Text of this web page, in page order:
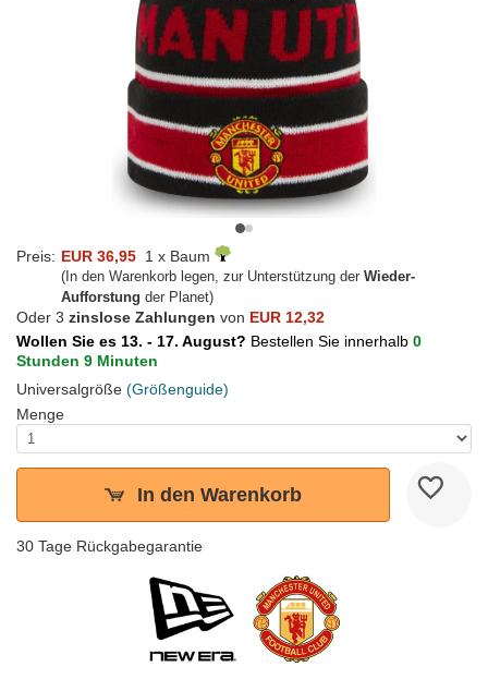
Preis: EUR 36,95 1 x Baum
(In den Warenkorb legen, zur Unterstützung der Wieder-
Aufforstung der Planet)
Oder 3 zinslose Zahlungen von EUR 12,32
Wollen Sie es 13. - 17. August? Bestellen Sie innerhalb 0
Stunden 9 Minuten
Universalgröße (Größenguide)
Menge
In den Warenkorb
30 Tage Rückgabegarantie